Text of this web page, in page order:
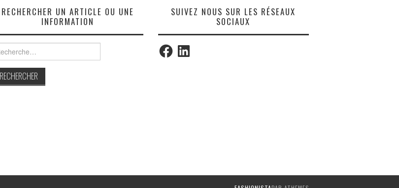
RECHERCHER UN ARTICLE OU UNE
INFORMATION
SUIVEZ NOUS SUR LES RÉSEAUX
SOCIAUX
FacebookLinkedIn